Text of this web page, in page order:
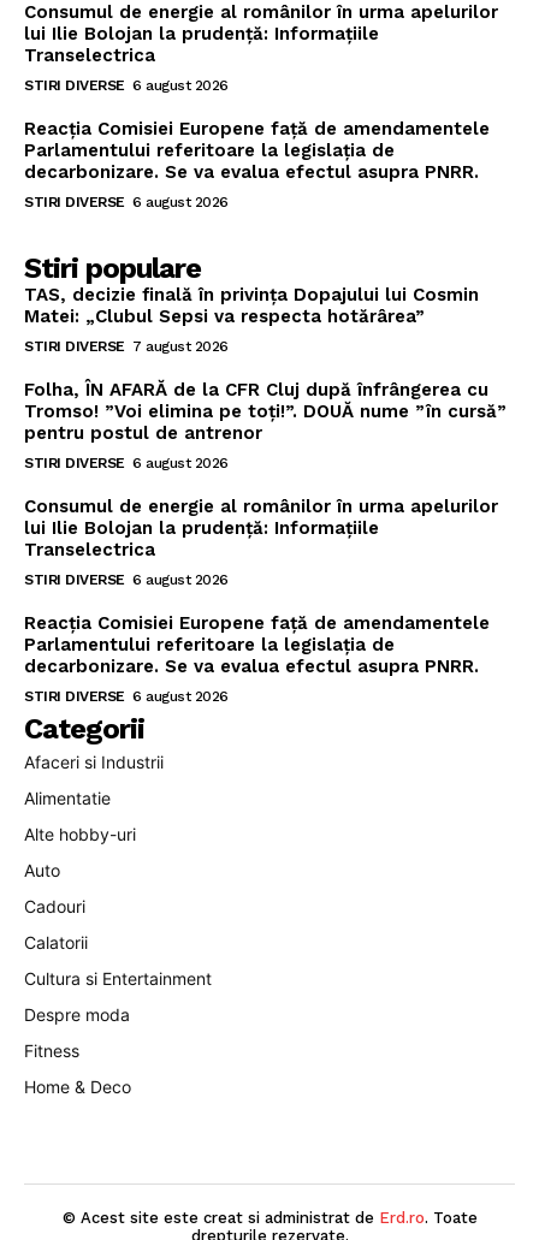
Consumul de energie al românilor în urma apelurilor
lui Ilie Bolojan la prudență: Informațiile
Transelectrica
STIRI DIVERSE 6 august 2026
Reacția Comisiei Europene față de amendamentele
Parlamentului referitoare la legislația de
decarbonizare. Se va evalua efectul asupra PNRR.
STIRI DIVERSE 6 august 2026
Stiri populare
TAS, decizie finală în privința Dopajului lui Cosmin
Matei: „Clubul Sepsi va respecta hotărârea”
STIRI DIVERSE 7 august 2026
Folha, ÎN AFARĂ de la CFR Cluj după înfrângerea cu
Tromso! ”Voi elimina pe toți!”. DOUĂ nume ”în cursă”
pentru postul de antrenor
STIRI DIVERSE 6 august 2026
Consumul de energie al românilor în urma apelurilor
lui Ilie Bolojan la prudență: Informațiile
Transelectrica
STIRI DIVERSE 6 august 2026
Reacția Comisiei Europene față de amendamentele
Parlamentului referitoare la legislația de
decarbonizare. Se va evalua efectul asupra PNRR.
STIRI DIVERSE 6 august 2026
Categorii
Afaceri si Industrii
Alimentatie
Alte hobby-uri
Auto
Cadouri
Calatorii
Cultura si Entertainment
Despre moda
Fitness
Home & Deco
© Acest site este creat si administrat de Erd.ro. Toate
drepturile rezervate.